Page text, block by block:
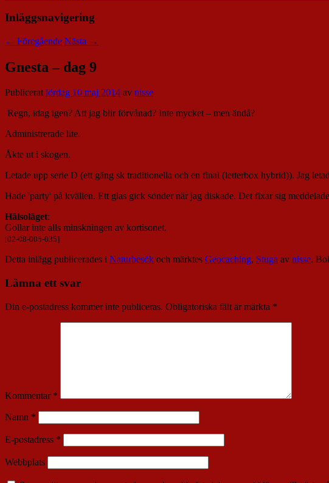
Inläggsnavigering
← Föregående Nästa →
Gnesta – dag 9
Publiceratlördag 10 maj 2014 av nisse
Regn, idag igen? Att jag blir förvånad? Inte mycket – men ändå?
Administrerade lite.
Åkte ut i skogen.
Letade upp serie D (ett gäng sk traditionella och en final (letterbox hybrid)). Jag
Hade 'party' på kvällen. Ett glas gick sönder när jag diskade. Det fixar sig
Hälsoläget:
Gollar inte alls minskningen av kortisonet.
[02-08-005-035]
Detta inlägg publicerades i Naturbesök och märktes Geocaching, Stuga av nisse.
Lämna ett svar
Din e-postadress kommer inte publiceras. Obligatoriska fält är märkta *
Kommentar *
Namn *
E-postadress *
Webbplats